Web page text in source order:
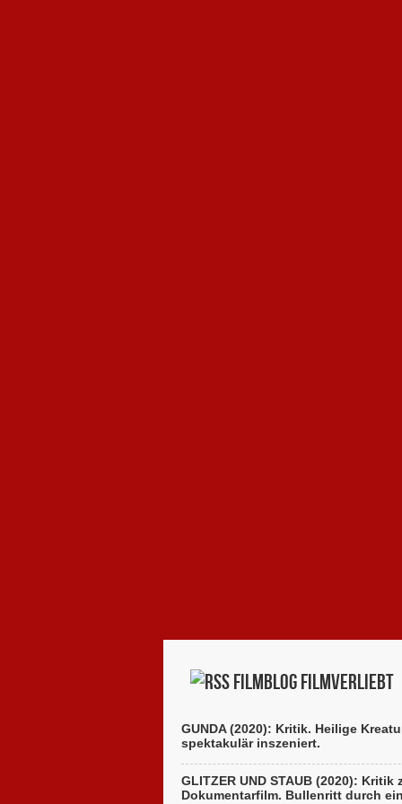
Filmblog filmverliebt
GUNDA (2020): Kritik. Heilige
spektakulär inszeniert.
GLITZER UND STAUB (2020): Kritik
Dokumentarfilm. Bullenritt durch ein